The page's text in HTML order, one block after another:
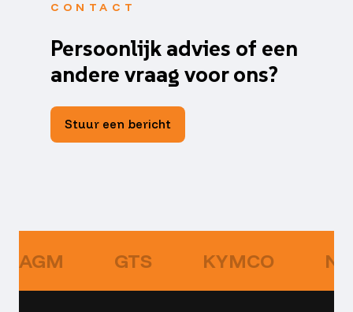
CONTACT
Persoonlijk advies of een
andere vraag voor ons?
Stuur een bericht
AGM GTS KYMCO